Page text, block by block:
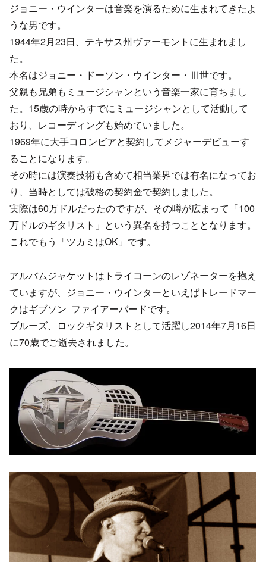
ジョニー・ウインターは音楽を演るために生まれてきたよ
うな男です。
1944年2月23日、テキサス州ヴァーモントに生まれまし
た。
本名はジョニー・ドーソン・ウインター・Ⅲ世です。
父親も兄弟もミュージシャンという音楽一家に育ちまし
た。15歳の時からすでにミュージシャンとして活動して
おり、レコーディングも始めていました。
1969年に大手コロンビアと契約してメジャーデビューす
ることになります。
その時には演奏技術も含めて相当業界では有名になってお
り、当時としては破格の契約金で契約しました。
実際は60万ドルだったのですが、その噂が広まって「100
万ドルのギタリスト」という異名を持つこととなります。
これでもう「ツカミはOK」です。
アルバムジャケットはトライコーンのレゾネーターを抱え
ていますが、ジョニー・ウインターといえばトレードマー
クはギブソン ファイアーバードです。
ブルーズ、ロックギタリストとして活躍し2014年7月16日
に70歳でご逝去されました。